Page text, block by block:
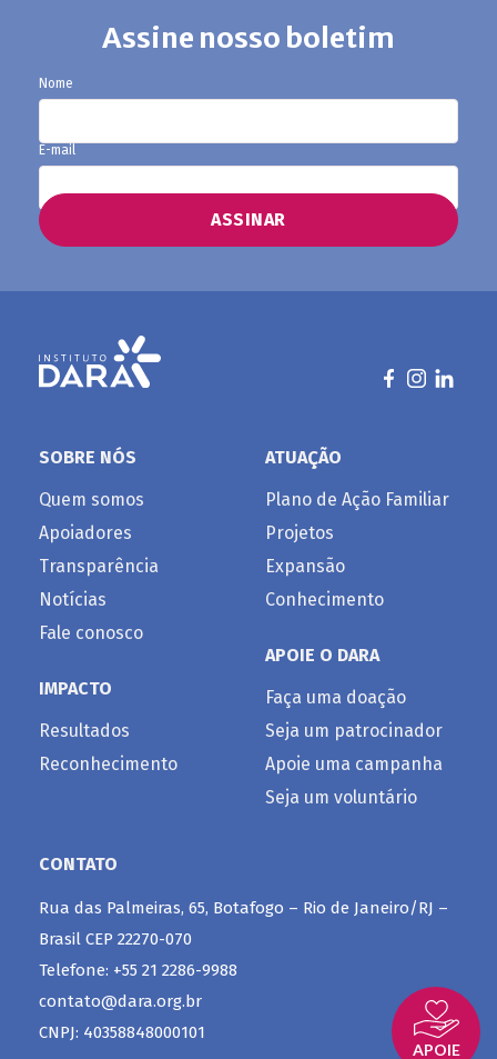
APOIE
Assine nosso boletim
Nome
E-mail
SOBRE NÓS
Quem somos
Apoiadores
Transparência
Notícias
Fale conosco
IMPACTO
Resultados
Reconhecimento
ATUAÇÃO
Plano de Ação Familiar
Projetos
Expansão
Conhecimento
APOIE O DARA
Faça uma doação
Seja um patrocinador
Apoie uma campanha
Seja um voluntário
CONTATO
Rua das Palmeiras, 65, Botafogo – Rio de Janeiro/RJ –
Brasil CEP 22270-070
Telefone: +55 21 2286-9988
contato@dara.org.br
CNPJ: 40358848000101